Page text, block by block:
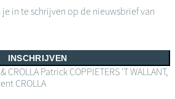
in te schrijven op de nieuwsbrief van
INSCHRIJVEN
CROLLA Patrick COPPIETERS 'T WALLANT,
CROLLA